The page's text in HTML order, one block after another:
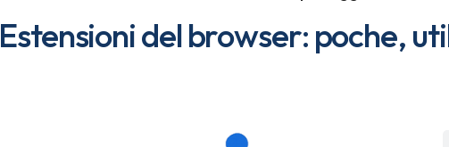
Estensioni del browser: poche,